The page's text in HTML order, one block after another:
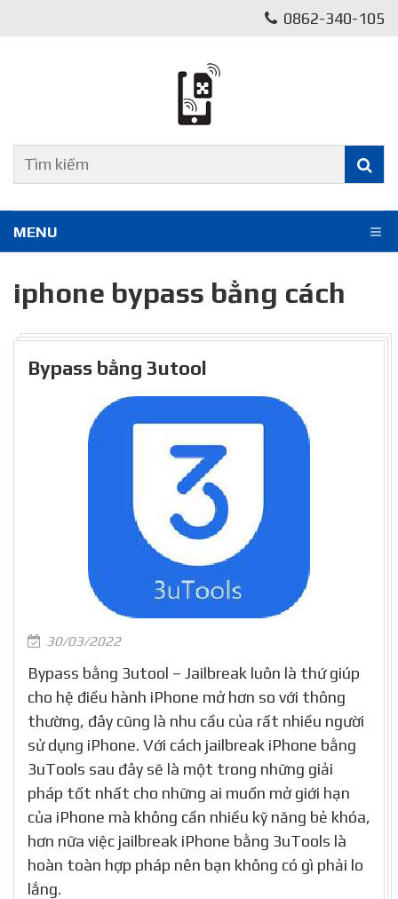
0862-340-105
MENU
iphone bypass bằng cách
Bypass bằng 3utool
30/03/2022
Bypass bằng 3utool – Jailbreak luôn là thứ giúp
cho hệ điều hành iPhone mở hơn so với thông
thường, đây cũng là nhu cầu của rất nhiều người
sử dụng iPhone. Với cách jailbreak iPhone bằng
3uTools sau đây sẽ là một trong những giải
pháp tốt nhất cho những ai muốn mở giới hạn
của iPhone mà không cần nhiều kỹ năng bẻ khóa,
hơn nữa việc jailbreak iPhone bằng 3uTools là
hoàn toàn hợp pháp nên bạn không có gì phải lo
lắng.